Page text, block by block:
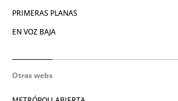
PRIMERAS PLANAS
EN VOZ BAJA
Otras webs